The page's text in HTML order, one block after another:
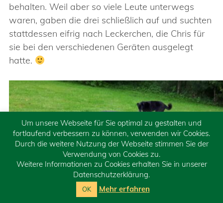
behalten. Weil aber so viele Leute unterwegs
waren, gaben die drei schließlich auf und suchten
stattdessen eifrig nach Leckerchen, die Chris für
sie bei den verschiedenen Geräten ausgelegt
hatte.
Um unsere Webseite für Sie optimal zu gestalten und
fortlaufend verbessern zu können, verwenden wir Cookies.
Durch die weitere Nutzung der Webseite stimmen Sie der
Verwendung von Cookies zu.
Weitere Informationen zu Cookies erhalten Sie in unserer
Datenschutzerklärung.
OK Mehr erfahren